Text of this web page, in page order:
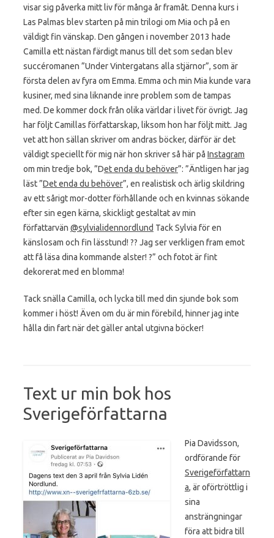
visar sig påverka mitt liv för många år framåt. Denna kurs i
Las Palmas blev starten på min trilogi om Mia och på en
väldigt fin vänskap. Den gången i november 2013 hade
Camilla ett nästan färdigt manus till det som sedan blev
succéromanen ”Under Vintergatans alla stjärnor”, som är
första delen av fyra om Emma. Emma och min Mia kunde vara
kusiner, med sina liknande inre problem som de tampas
med. De kommer dock från olika världar i livet för övrigt. Jag
har följt Camillas författarskap, liksom hon har följt mitt. Jag
vet att hon sällan skriver om andras böcker, därför är det
väldigt speciellt för mig när hon skriver så här på Instagram
om min tredje bok, ”Det enda du behöver”: ”Äntligen har jag
läst ”Det enda du behöver”, en realistisk och ärlig skildring
av ett sårigt mor-dotter förhållande och en kvinnas sökande
efter sin egen kärna, skickligt gestaltat av min
författarvän @sylvialidennordlund Tack Sylvia för en
känslosam och fin lässtund! ?? Jag ser verkligen fram emot
att få läsa dina kommande alster! ?” och fotot är fint
dekorerat med en blomma!
Tack snälla Camilla, och lycka till med din sjunde bok som
kommer i höst! Även om du är min förebild, hinner jag inte
hålla din fart när det gäller antal utgivna böcker!
Text ur min bok hos
Sverigeförfattarna
Pia Davidsson,
ordförande för
Sverigeförfattarn
a, är oförtröttlig i
sina
ansträngningar
föra att bidra till